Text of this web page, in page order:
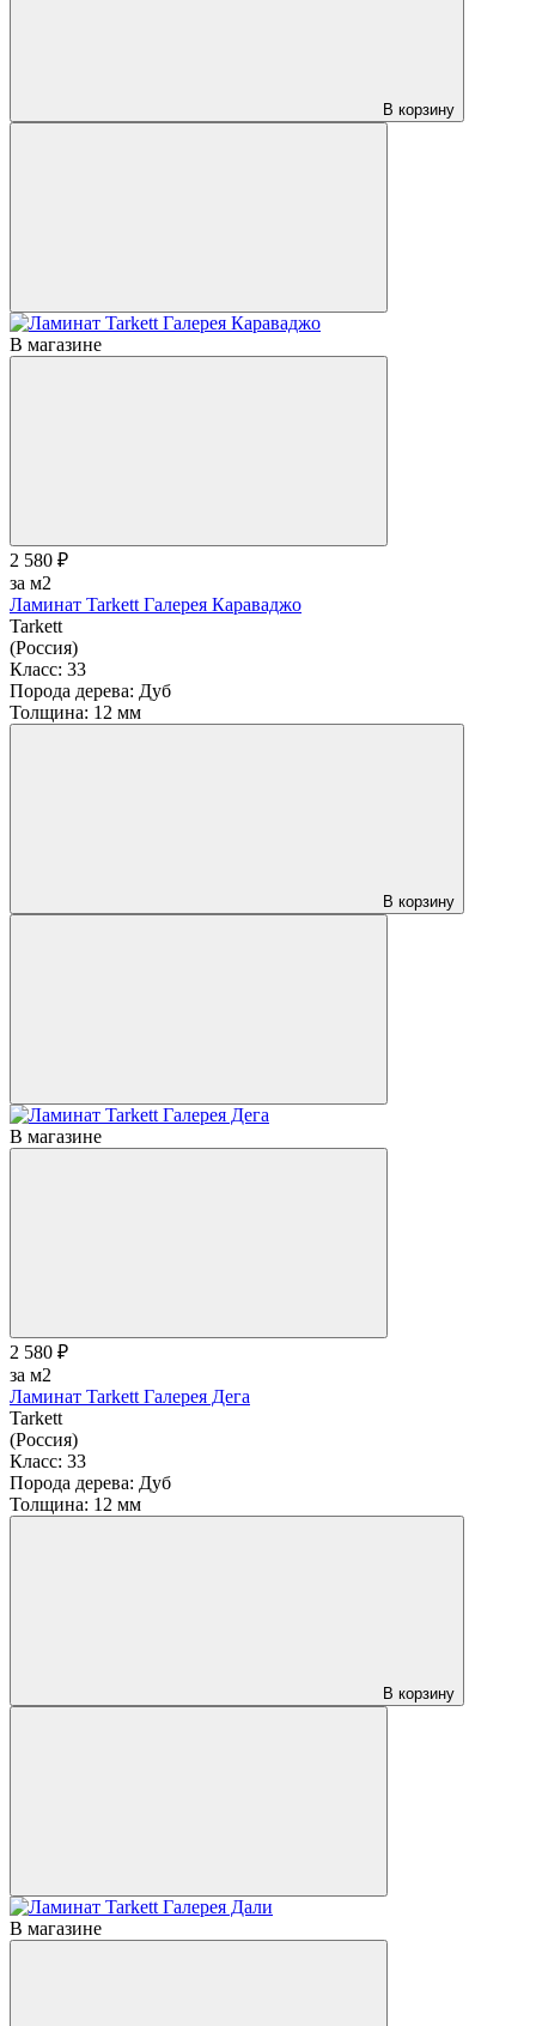
В корзину
В магазине
2 580 ₽
за м2
Ламинат Tarkett Галерея Караваджо
Tarkett
(Россия)
Класс: 33
Порода дерева: Дуб
Толщина: 12 мм
В корзину
В магазине
2 580 ₽
за м2
Ламинат Tarkett Галерея Дега
Tarkett
(Россия)
Класс: 33
Порода дерева: Дуб
Толщина: 12 мм
В корзину
В магазине